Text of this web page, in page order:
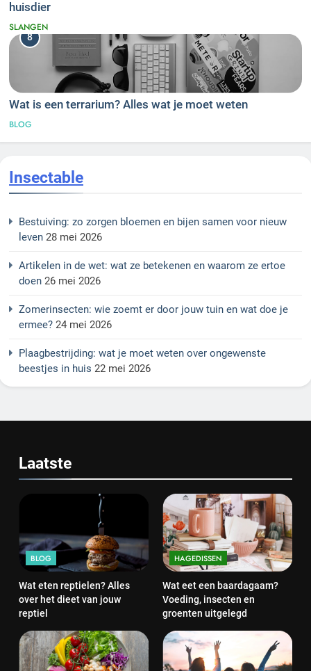
huisdier
SLANGEN
8
Wat is een terrarium? Alles wat je moet weten
BLOG
Insectable
Bestuiving: zo zorgen bloemen en bijen samen voor nieuw
leven 28 mei 2026
Artikelen in de wet: wat ze betekenen en waarom ze ertoe
doen 26 mei 2026
Zomerinsecten: wie zoemt er door jouw tuin en wat doe je
ermee? 24 mei 2026
Plaagbestrijding: wat je moet weten over ongewenste
beestjes in huis 22 mei 2026
Laatste
BLOG
Wat eten reptielen? Alles
over het dieet van jouw
reptiel
HAGEDISSEN
Wat eet een baardagaam?
Voeding, insecten en
groenten uitgelegd